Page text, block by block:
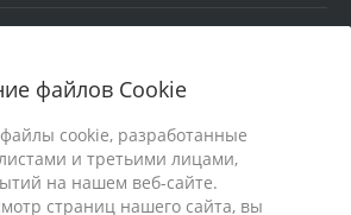
файлов Cookie
cookie, разработанные
и третьими лицами,
на нашем веб-сайте.
страниц нашего сайта, вы